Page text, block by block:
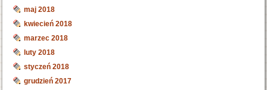
maj 2018
kwiecień 2018
marzec 2018
luty 2018
styczeń 2018
grudzień 2017